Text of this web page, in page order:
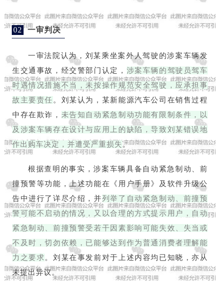
02 一审判决
一审法院认为，刘某乘坐案外人驾驶的涉案车辆发
生交通事故，经交警部门认定， 涉案车辆的驾驶员驾车
时遇情况措施不当，未按操作规范安全驾驶，应承担事
故主要责任 。刘某认为，某新能源汽车公司在销售过程
中存在欺诈， 未告知自动紧急制动功能有限制条件，以
及涉案车辆存在设计与应用上的缺陷，导致刘某错误地
作出购车决定，并遭受严重损失。
根据查明的事实，涉案车辆具备自动紧急制动、前
撞预警等功能，上述功能在《用户手册》及软件升级公
告中进行了详尽介绍，并列举了自动紧急制动、前撞预
警可能不启动的情况，又以合理的方式提示用户，自动
紧急制动、前撞预警受若干因素影响可能失效、失当或
不及时，切勿依赖，已能够达到作为普通消费者理解能
力之要求 。刘某在事发前对于上述内容均已知晓，亦从
未提出异议。